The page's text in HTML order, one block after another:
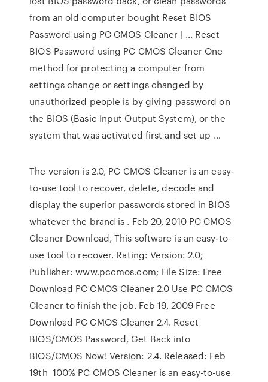
from an old computer bought Reset BIOS
Password using PC CMOS Cleaner | … Reset
BIOS Password using PC CMOS Cleaner One
method for protecting a computer from
settings change or settings changed by
unauthorized people is by giving password on
the BIOS (Basic Input Output System), or the
system that was activated first and set up …
The version is 2.0, PC CMOS Cleaner is an easy-
to-use tool to recover, delete, decode and
display the superior passwords stored in BIOS
whatever the brand is . Feb 20, 2010 PC CMOS
Cleaner Download, This software is an easy-to-
use tool to recover. Rating: Version: 2.0;
Publisher: www.pccmos.com; File Size: Free
Download PC CMOS Cleaner 2.0 Use PC CMOS
Cleaner to finish the job. Feb 19, 2009 Free
Download PC CMOS Cleaner 2.4. Reset
BIOS/CMOS Password, Get Back into
BIOS/CMOS Now! Version: 2.4. Released: Feb
19th 100% PC CMOS Cleaner is an easy-to-use